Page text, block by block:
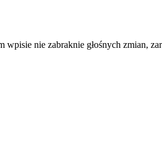
wpisie nie zabraknie głośnych zmian,